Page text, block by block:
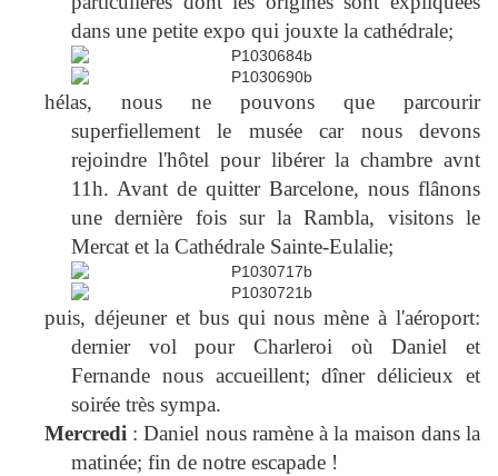
dans une petite expo qui jouxte la cathédrale;
hélas, nous ne pouvons que parcourir
superfiellement le musée car nous devons
rejoindre l'hôtel pour libérer la chambre avnt
11h. Avant de quitter Barcelone, nous flânons
une dernière fois sur la Rambla, visitons le
Mercat et la Cathédrale Sainte-Eulalie;
puis, déjeuner et bus qui nous mène à l'aéroport:
dernier vol pour Charleroi où Daniel et
Fernande nous accueillent; dîner délicieux et
soirée très sympa.
Mercredi : Daniel nous ramène à la maison dans la
matinée; fin de notre escapade !